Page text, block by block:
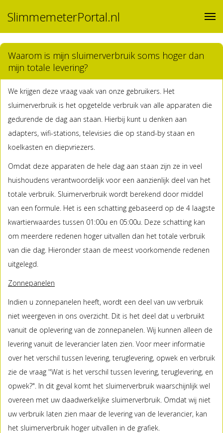
SlimmemeterPortal.nl
Waarom is mijn sluimerverbruik soms hoger dan
mijn totale levering?
We krijgen deze vraag vaak van onze gebruikers. Het
sluimerverbruik is het opgetelde verbruik van alle apparaten die
gedurende de dag aan staan. Hierbij kunt u denken aan
adapters, wifi-stations, televisies die op stand-by staan en
koelkasten en diepvriezers.
Omdat deze apparaten de hele dag aan staan zijn ze in veel
huishoudens verantwoordelijk voor een aanzienlijk deel van het
totale verbruik. Sluimerverbruik wordt berekend door middel
van een formule. Het is een schatting gebaseerd op de 4 laagste
kwartierwaardes tussen 01:00u en 05:00u. Deze schatting kan
om meerdere redenen hoger uitvallen dan het totale verbruik
van die dag. Hieronder staan de meest voorkomende redenen
uitgelegd.
Zonnepanelen
Indien u zonnepanelen heeft, wordt een deel van uw verbruik
niet weergeven in ons overzicht. Dit is het deel dat u verbruikt
vanuit de oplevering van de zonnepanelen. Wij kunnen alleen de
levering vanuit de leverancier laten zien. Voor meer informatie
over het verschil tussen levering, teruglevering, opwek en verbruik
zie de vraag ''Wat is het verschil tussen levering, teruglevering, en
opwek?". In dit geval komt het sluimerverbruik waarschijnlijk wel
overeen met uw daadwerkelijke sluimerverbruik. Omdat wij niet
uw verbruik laten zien maar de levering van de leverancier, kan
het sluimerverbruik hoger uitvallen in de grafiek.